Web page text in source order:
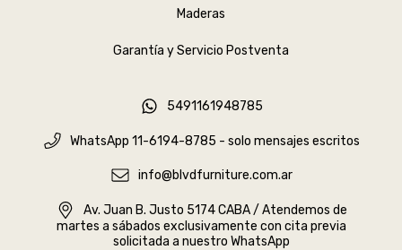
Maderas
Garantía y Servicio Postventa
5491161948785
WhatsApp 11-6194-8785 - solo mensajes escritos
info@blvdfurniture.com.ar
Av. Juan B. Justo 5174 CABA / Atendemos de
martes a sábados exclusivamente con cita previa
solicitada a nuestro WhatsApp